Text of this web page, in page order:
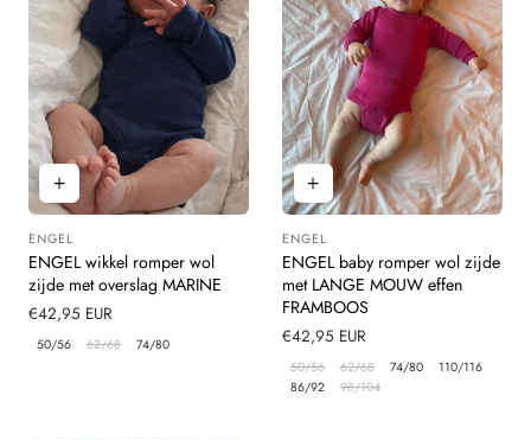
Leverancier:
ENGEL
ENGEL wikkel romper wol
zijde met overslag MARINE
Normale
prijs
€42,95 EUR
50/56 62/68 74/80
Leverancier:
ENGEL
ENGEL baby romper wol zijde
met LANGE MOUW effen
FRAMBOOS
Normale
prijs
€42,95 EUR
50/56 62/68 74/80
110/116
86/92
98/104